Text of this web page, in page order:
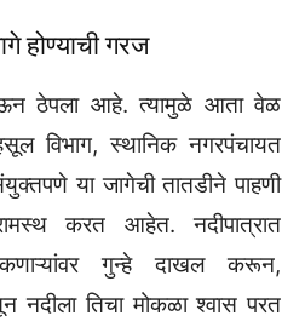
होण्याची गरज
ठेपला आहे. त्यामुळे आता वेळ
विभाग, स्थानिक नगरपंचायत
या जागेची तातडीने पाहणी
करत आहेत. नदीपात्रात
गुन्हे दाखल करून,
नदीला तिचा मोकळा श्वास परत